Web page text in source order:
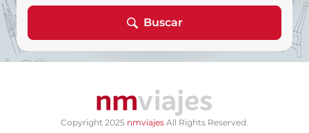
Buscar
Copyright 2025 nmviajes All Rights Reserved.